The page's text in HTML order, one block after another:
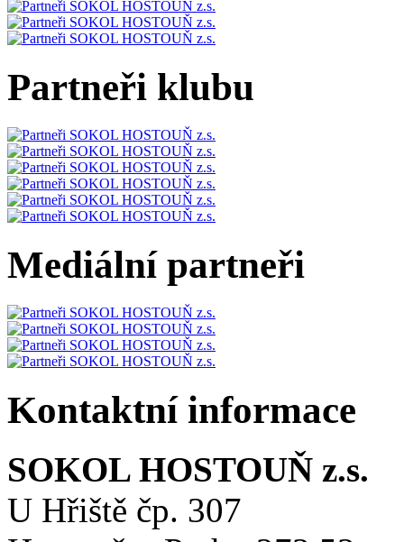
Partneři klubu
Mediální partneři
Kontaktní informace
SOKOL HOSTOUŇ z.s.
U Hřiště čp. 307